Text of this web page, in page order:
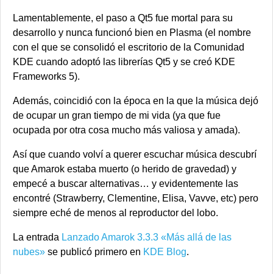
Lamentablemente, el paso a Qt5 fue mortal para su
desarrollo y nunca funcionó bien en Plasma (el nombre
con el que se consolidó el escritorio de la Comunidad
KDE cuando adoptó las librerías Qt5 y se creó KDE
Frameworks 5).
Además, coincidió con la época en la que la música dejó
de ocupar un gran tiempo de mi vida (ya que fue
ocupada por otra cosa mucho más valiosa y amada).
Así que cuando volví a querer escuchar música descubrí
que Amarok estaba muerto (o herido de gravedad) y
empecé a buscar alternativas… y evidentemente las
encontré (Strawberry, Clementine, Elisa, Vavve, etc) pero
siempre eché de menos al reproductor del lobo.
La entrada Lanzado Amarok 3.3.3 «Más allá de las
nubes» se publicó primero en KDE Blog.